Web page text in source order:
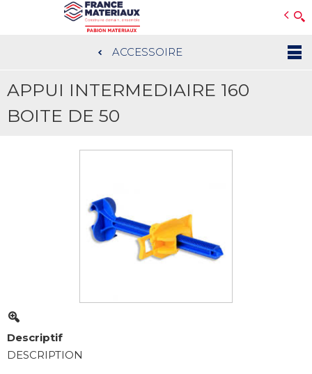
contenu
ACCESSOIRE
APPUI INTERMEDIAIRE 160
BOITE DE 50
Descriptif
DESCRIPTION